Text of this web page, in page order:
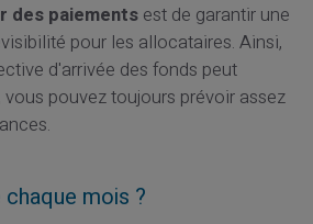
des paiementsest de garantir une
pour les allocataires. Ainsi,
d'arrivée des fonds peut
pouvez toujours prévoir assez
mois ?